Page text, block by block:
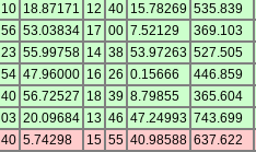
10 18.87171 12 40 15.78269 535.839
56 53.03834 17 00 7.52129 369.103
23 55.99758 14 38 53.97263 527.505
54 47.96000 16 26 0.15666 446.859
40 56.72527 18 39 8.79855 365.604
03 20.09684 13 46 47.24993 743.699
40 5.74298 15 55 40.98588 637.622